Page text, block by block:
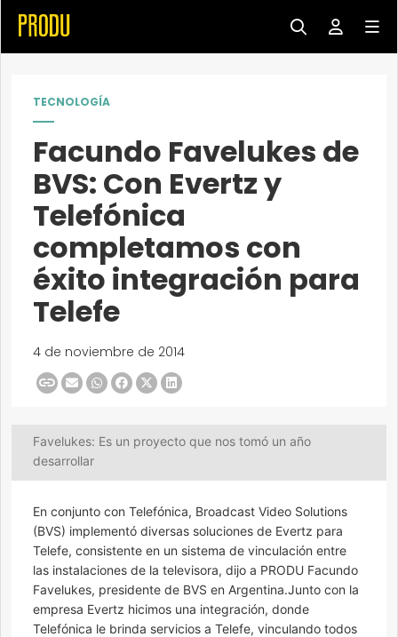
TECNOLOGÍA
Facundo Favelukes de
BVS: Con Evertz y
Telefónica
completamos con
éxito integración para
Telefe
4 de noviembre de 2014
Favelukes: Es un proyecto que nos tomó un año
desarrollar
En conjunto con Telefónica, Broadcast Video Solutions
(BVS) implementó diversas soluciones de Evertz para
Telefe, consistente en un sistema de vinculación entre
las instalaciones de la televisora, dijo a PRODU Facundo
Favelukes, presidente de BVS en Argentina.Junto con la
empresa Evertz hicimos una integración, donde
Telefónica le brinda servicios a Telefe, vinculando todos